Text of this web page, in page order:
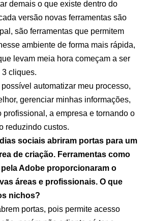
demais o que existe dentro do
versão novas ferramentas são
são ferramentas que permitem
ambiente de forma mais rápida,
levam meia hora começam a ser
3 cliques.
automatizar meu processo,
gerenciar minhas informações,
profissional, a empresa e tornando o
reduzindo custos.
sociais abriram portas para um
de criação. Ferramentas como
Adobe proporcionaram o
áreas e profissionais. O que
nichos?
portas, pois permite acesso